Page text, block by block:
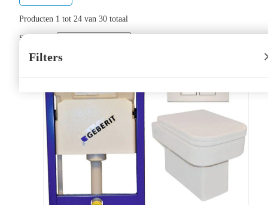
Filters
Producten 1 tot 24 van 30 totaal
Sorteer op: